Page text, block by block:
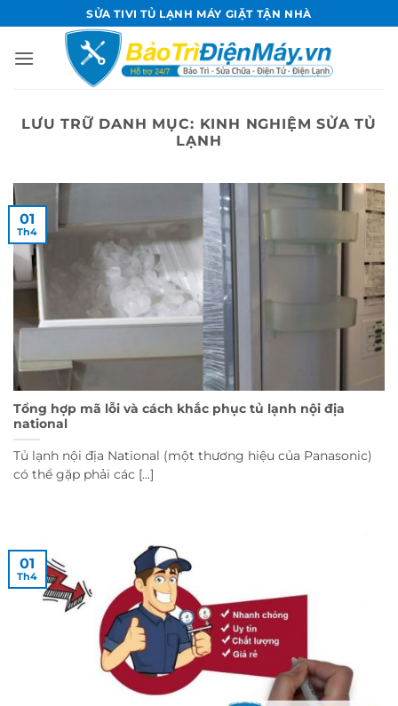
qua
nội
SỬA TIVI TỦ LẠNH MÁY GIẶT TẬN NHÀ
LƯU TRỮ DANH MỤC: KINH NGHIỆM SỬA TỦ
LẠNH
Tổng hợp mã lỗi và cách khắc phục tủ lạnh nội địa
national
Tủ lạnh nội địa National (một thương hiệu của Panasonic)
có thể gặp phải các [...]
01
Th4
01
Th4